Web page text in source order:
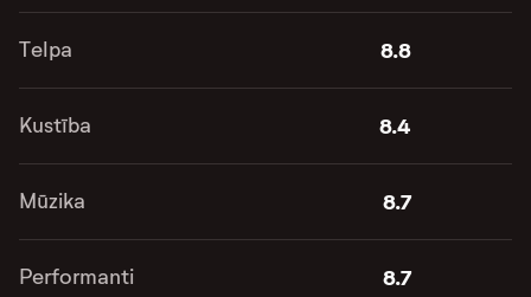
Telpa 8.8
Kustība 8.4
Mūzika 8.7
Performanti 8.7